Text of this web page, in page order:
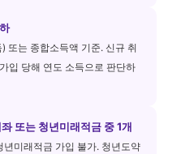
또는 종합소득액 기준. 신규 취
입 당해 연도 소득으로 판단하
또는 청년미래적금 중 1개
미래적금 가입 불가. 청년도약